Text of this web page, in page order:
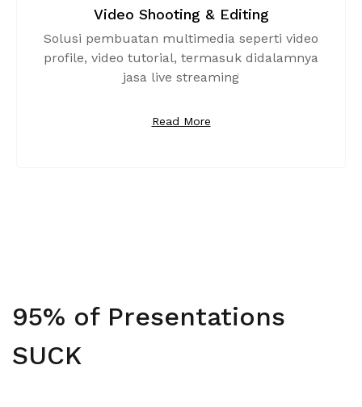
Video Shooting & Editing
Solusi pembuatan multimedia seperti video
profile, video tutorial, termasuk didalamnya
jasa live streaming
Read More
95% of Presentations
SUCK